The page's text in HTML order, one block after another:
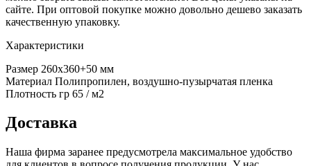
сайте. При оптовой покупке можно довольно дешево заказать
качественную упаковку.
Характеристики
Размер 260х360+50 мм
Материал Полипропилен, воздушно-пузырчатая пленка
Плотность гр 65 / м2
Доставка
Наша фирма заранее предусмотрела максимальное удобство